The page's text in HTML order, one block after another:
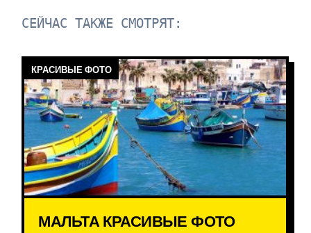
СЕЙЧАС ТАКЖЕ СМОТРЯТ:
КРАСИВЫЕ ФОТО
МАЛЬТА КРАСИВЫЕ ФОТО